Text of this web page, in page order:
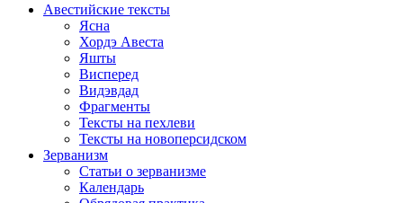
Авестийские тексты
Ясна
Хордэ Авеста
Яшты
Висперед
Видэвдад
Фрагменты
Тексты на пехлеви
Тексты на новоперсидском
Зерванизм
Статьи о зерванизме
Календарь